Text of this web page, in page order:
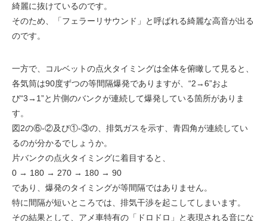
綺麗に抜けているのです。
そのため、「フェラーリサウンド」と呼ばれる綺麗な高音が出る
のです。
一方で、コルベットの点火タイミングは全体を俯瞰して見ると、
各気筒は90度ずつの等間隔爆発でありますが、“2→6”およ
び“3→1”と片側のバンクが連続して爆発している箇所がありま
す。
図2の⑥-②及び①-③の、排気ガスを示す、青四角が連続してい
るのが分かるでしょうか。
片バンクの点火タイミングに着目すると、
0 → 180 → 270 → 180 → 90
であり、爆発のタイミングが等間隔ではありません。
特に間隔が短いところでは、排気干渉を起こしてしまいます。
その結果として、アメ車特有の「ドロドロ」と表現される音にな